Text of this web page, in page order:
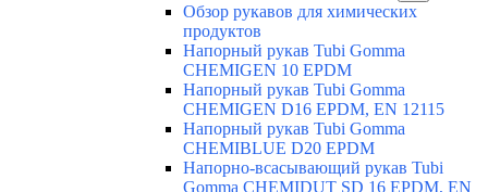
Обзор рукавов для химических
продуктов
Напорный рукав Tubi Gomma
CHEMIGEN 10 EPDM
Напорный рукав Tubi Gomma
CHEMIGEN D16 EPDM, EN 12115
Напорный рукав Tubi Gomma
CHEMIBLUE D20 EPDM
Напорно-всасывающий рукав Tubi
Gomma CHEMIDUT SD 16 EPDM, EN